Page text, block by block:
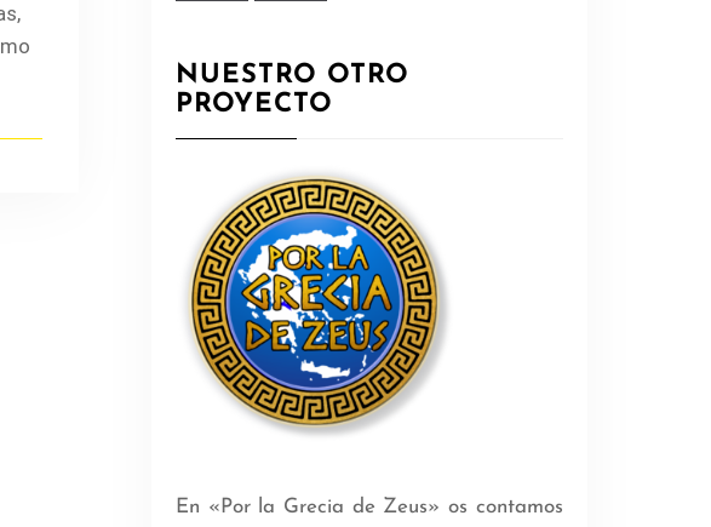
NUESTRO OTRO
PROYECTO
En «Por la Grecia de Zeus» os contamos